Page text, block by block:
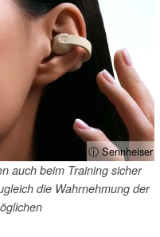
ⓘ Sennheiser
auch beim Training sicher
die Wahrnehmung der